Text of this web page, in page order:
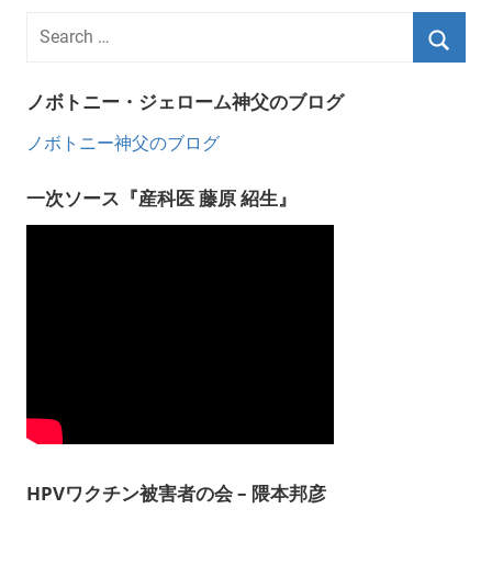
ノボトニー・ジェローム神父のブログ
ノボトニー神父のブログ
一次ソース『産科医 藤原 紹生』
HPVワクチン被害者の会 – 隈本邦彦